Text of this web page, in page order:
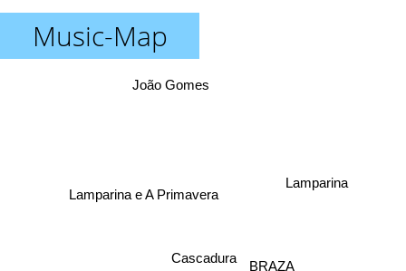
Music-Map
Lamparina e A Primavera
BRAZA
Cascadura
João Gomes
Lamparina